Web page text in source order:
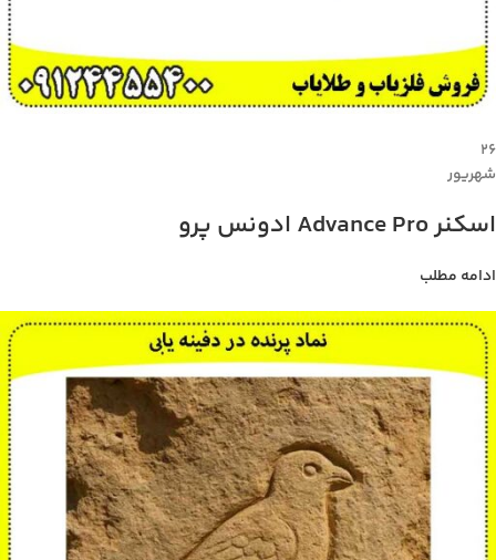
۲۶
شهریور
اسکنر Advance Pro ادونس پرو
ادامه مطلب